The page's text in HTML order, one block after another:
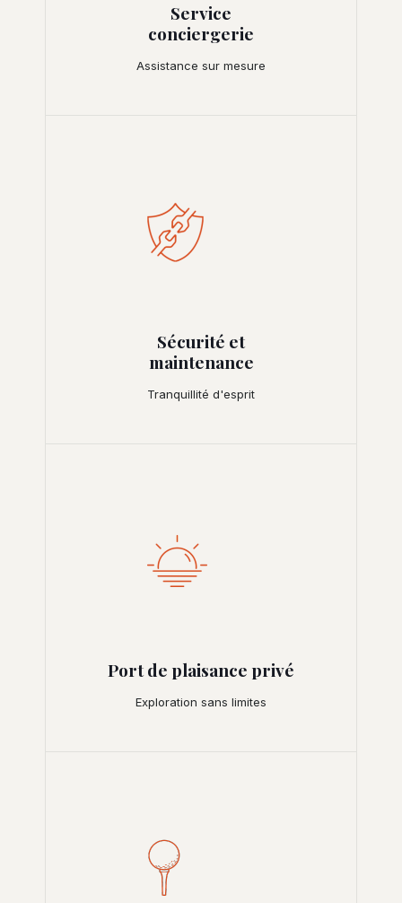
Service
conciergerie
Assistance sur mesure
Sécurité et
maintenance
Tranquillité d'esprit
Port de plaisance privé
Exploration sans limites